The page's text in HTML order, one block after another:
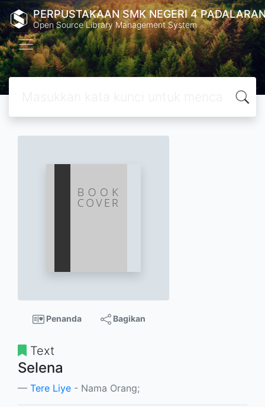
PERPUSTAKAAN SMK NEGERI 4
Open Source Library Management System
Penanda Bagikan
Text
Selena
Tere Liye - Nama Orang;